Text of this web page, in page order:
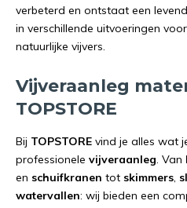
verbeterd en ontstaat een
in verschillende uitvoeringen
natuurlijke vijvers.
Vijveraanleg
TOPSTORE
Bij TOPSTORE vind je alles wat
professionele vijveraanleg. Van
en schuifkranen tot skimmers,
watervallen: wij bieden een